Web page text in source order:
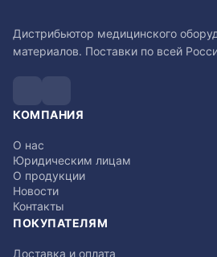
Дистрибьютор медицинского
материалов. Поставки по всей
КОМПАНИЯ
О нас
Юридическим лицам
О продукции
Новости
Контакты
ПОКУПАТЕЛЯМ
Доставка и оплата